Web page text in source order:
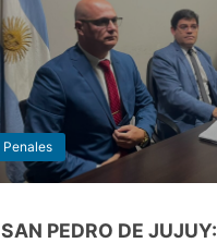
Penales
SAN PEDRO DE JUJUY: